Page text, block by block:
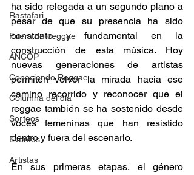
Rastafari
Fuera del reggae
ANCOP
Conociendo Reggae
Columna del día
Sorteos
Eventos
Artistas
ha sido relegada a un segundo plano a
pesar de que su presencia ha sido
constante y fundamental en la
construcción de esta música. Hoy
nuevas generaciones de artistas
permiten volver la mirada hacia ese
camino recorrido y reconocer que el
reggae también se ha sostenido desde
voces femeninas que han resistido
dentro y fuera del escenario.
En sus primeras etapas, el género